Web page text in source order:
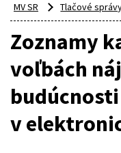
MV SR Tlačové
Zoznamy
voľbách
v